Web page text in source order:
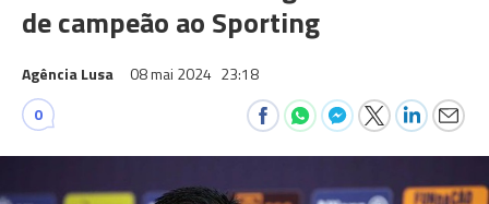
de campeão ao Sporting
Agência Lusa 08 mai 2024 23:18
0